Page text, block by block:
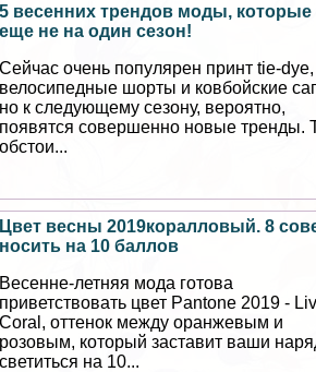
5 весенних трендов моды, которые
еще не на один сезон!
Сейчас очень популярен принт tie-dye,
велосипедные шорты и ковбойские
но к следующему сезону, вероятно,
появятся совершенно новые тренды.
обстои...
Цвет весны 2019коралловый. 8
носить на 10 баллов
Весенне-летняя мода готова
приветствовать цвет Pantone 2019 -
Coral, оттенок между оранжевым и
розовым, который заставит ваши
светиться на 10...